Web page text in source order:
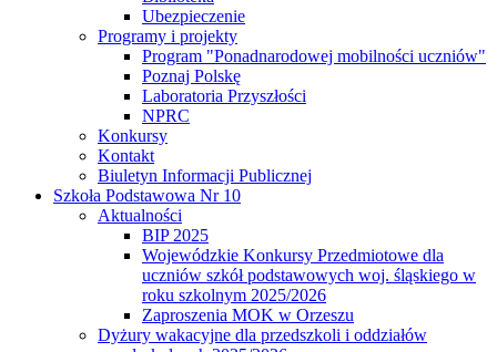
Ubezpieczenie
Programy i projekty
Program "Ponadnarodowej mobilności uczniów"
Poznaj Polskę
Laboratoria Przyszłości
NPRC
Konkursy
Kontakt
Biuletyn Informacji Publicznej
Szkoła Podstawowa Nr 10
Aktualności
BIP 2025
Wojewódzkie Konkursy Przedmiotowe dla
uczniów szkół podstawowych woj. śląskiego w
roku szkolnym 2025/2026
Zaproszenia MOK w Orzeszu
Dyżury wakacyjne dla przedszkoli i oddziałów